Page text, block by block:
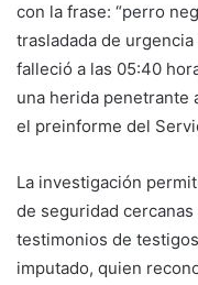
con la frase: “perro
trasladada de
falleció a las 05:40
una herida penetrante
el preinforme del
La investigación
de seguridad
testimonios de
imputado, quien